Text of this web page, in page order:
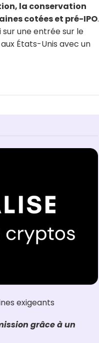
la conservation
cotées et pré-IPO.
une entrée sur le
États-Unis avec un
exigeants
grâce à un